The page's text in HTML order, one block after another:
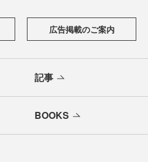
広告掲載のご案内
記事
BOOKS